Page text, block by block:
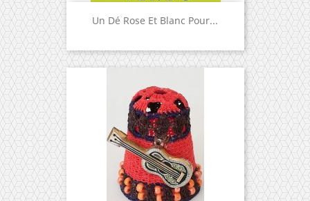
Un Dé Rose Et Blanc Pour...